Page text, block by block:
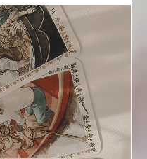
människor — sökande,
för något mer. Det är ingen
blir vardag. Att
än någonsin. Världen
värld i skifte behöver nya
En längtan. Ett rop
mer.” Samtidigt: • str